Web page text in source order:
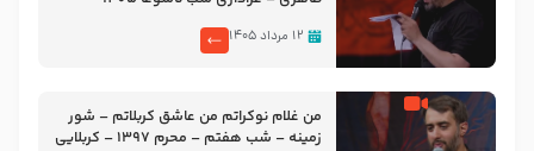
۱۲ مرداد ۱۴۰۵
من غلام نوکراتم من عاشق کربلاتم – شور
زمینه – شب هفتم – محرم 1397 – کربلایی